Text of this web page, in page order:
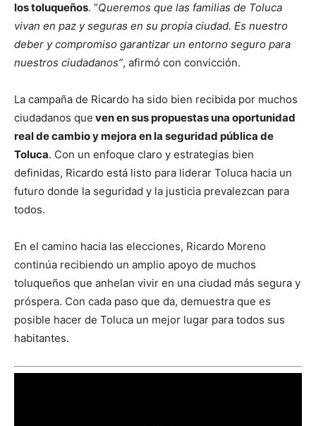
los toluqueños. “Queremos que las familias de Toluca
vivan en paz y seguras en su propia ciudad. Es nuestro
deber y compromiso garantizar un entorno seguro para
nuestros ciudadanos”, afirmó con convicción.
La campaña de Ricardo ha sido bien recibida por muchos
ciudadanos que ven en sus propuestas una oportunidad
real de cambio y mejora en la seguridad pública de
Toluca. Con un enfoque claro y estrategias bien
definidas, Ricardo está listo para liderar Toluca hacia un
futuro donde la seguridad y la justicia prevalezcan para
todos.
En el camino hacia las elecciones, Ricardo Moreno
continúa recibiendo un amplio apoyo de muchos
toluqueños que anhelan vivir en una ciudad más segura y
próspera. Con cada paso que da, demuestra que es
posible hacer de Toluca un mejor lugar para todos sus
habitantes.